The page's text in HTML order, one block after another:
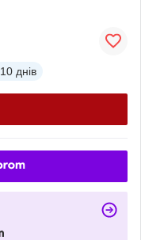
10 днів